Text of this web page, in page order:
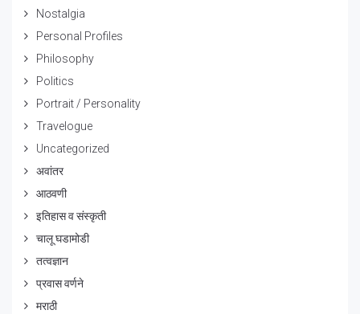
Nostalgia
Personal Profiles
Philosophy
Politics
Portrait / Personality
Travelogue
Uncategorized
अवांतर
आठवणी
इतिहास व संस्कृती
चालू घडामोडी
तत्वज्ञान
प्रवास वर्णने
मराठी